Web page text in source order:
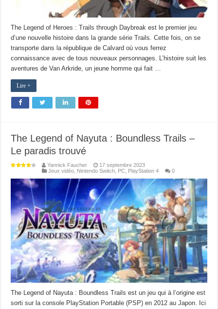
The Legend of Heroes : Trails through Daybreak est le premier jeu
d’une nouvelle histoire dans la grande série Trails. Cette fois, on se
transporte dans la république de Calvard où vous ferrez
connaissance avec de tous nouveaux personnages. L’histoire suit les
aventures de Van Arkride, un jeune homme qui fait …
Lire +
The Legend of Nayuta : Boundless Trails –
Le paradis trouvé
Yannick Faucher
17 septembre 2023
Jeux vidéo Nintendo Switch PC PlayStation 4 0
The Legend of Nayuta : Boundless Trails est un jeu qui à l’origine est
sorti sur la console PlayStation Portable (PSP) en 2012 au Japon. Ici